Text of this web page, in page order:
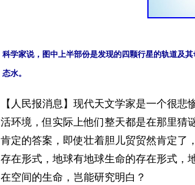
科学家说，图中上半部份是发现的四颗行星的轨道及
态水。
【人民报消息】现代天文学家是一个很
活环境，但实际上他们整天都是在那里猜
肯定的答案，即使壮着胆儿贸贸然肯定了
存在形式，地球有地球生命的存在形式，
在空间的生命，岂能研究明白？